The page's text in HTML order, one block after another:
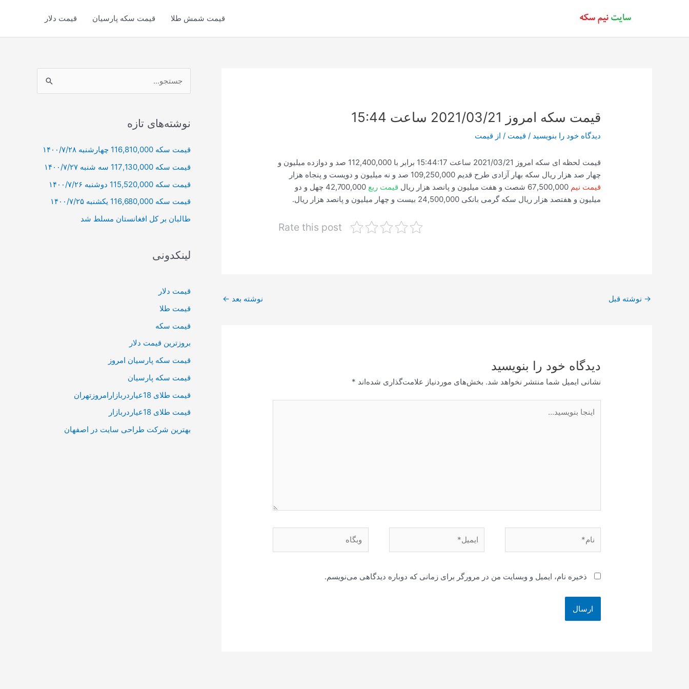
قیمت شمش طلا قیمت سکه پارسیان قیمت دلار
قیمت سکه امروز 2021/03/21 ساعت 15:44
دیدگاه‌ خود را بنویسید / قیمت / از قیمت
قیمت لحظه ای سکه امروز 2021/03/21 ساعت 15:44:17 برابر با 112,400,000 صد و دوازده میلیون و
چهار صد هزار ریال سکه بهار آزادی طرح قدیم 109,250,000 صد و نه میلیون و دویست و پنجاه هزار
قیمت نیم 67,500,000 شصت و هفت میلیون و پانصد هزار ریال قیمت ربع
42,700,000 چهل و دو
میلیون و هفتصد هزار ریال سکه گرمی بانکی 24,500,000 بیست و چهار میلیون و پانصد هزار ریال.
Rate this post
پیمایش
→ نوشته قبل نوشته بعد ←
دیدگاه‌ خود را بنویسید
نشانی ایمیل شما منتشر نخواهد شد. بخش‌های موردنیاز علامت‌گذاری شده‌اند *
بنویسید…
ذخیره نام، ایمیل و وبسایت من در مرورگر برای زمانی که دوباره دیدگاهی می‌نویسم.
ج
ب
ر
ا
ی
نوشته‌های تازه
قیمت سکه 116,810,000 چهارشنبه ۱۴۰۰/۷/۲۸
قیمت سکه 117,130,000 سه شنبه ۱۴۰۰/۷/۲۷
قیمت سکه 115,520,000 دوشنبه ۱۴۰۰/۷/۲۶
قیمت سکه 116,680,000 یکشنبه ۱۴۰۰/۷/۲۵
طالبان بر كل افغانستان مسلط شد
لینکدونی
قیمت دلار
قیمت طلا
قیمت سکه
بروزترین قیمت دلار
قیمت سکه پارسیان امروز
قیمت سکه پارسیان
قیمت طلای 18عیاردربازارامروزتهران
قیمت طلای 18عیاردربازار
بهترین شرکت طراحی سایت در اصفهان